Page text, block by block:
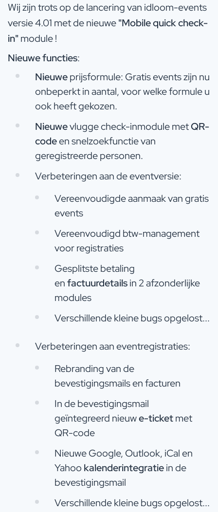
Wij zijn trots op de lancering van idloom-events
versie 4.01 met de nieuwe"Mobile quick check-
in"module !
Nieuwefuncties:
Nieuweprijsformule: Gratis events zijn nu
onbeperkt in aantal, voor welke formule u
ook heeft gekozen.
Nieuwevlugge check-inmodule metQR-
codeen snelzoekfunctie van
geregistreerde personen.
Verbeteringen aan de eventversie:
Vereenvoudigde aanmaak van gratis
events
Vereenvoudigd btw-management
voor registraties
Gesplitste betaling
enfactuurdetailsin 2 afzonderlijke
modules
Verschillende kleine bugs opgelost...
Verbeteringen aan eventregistraties:
Rebranding van de
bevestigingsmails en facturen
In de bevestigingsmail
geïntegreerd nieuwe-ticketmet
QR-code
Nieuwe Google, Outlook, iCal en
Yahoo kalenderintegratiein de
bevestigingsmail
Verschillende kleine bugs opgelost...